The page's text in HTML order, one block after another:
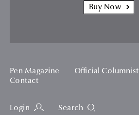
Buy Now
Pen Magazine Official Columnist
Contact
Login Search